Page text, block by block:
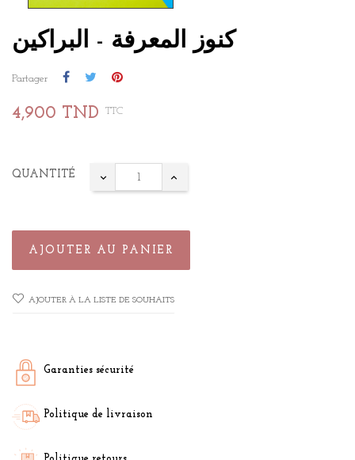
كنوز المعرفة - البراكين
Partager
4,900 TND TTC
QUANTITÉ
AJOUTER AU PANIER
AJOUTER À LA LISTE DE SOUHAITS
Garanties sécurité
Politique de livraison